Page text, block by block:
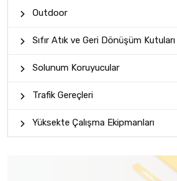
Outdoor
Sıfır Atık ve Geri Dönüşüm Kutuları
Solunum Koruyucular
Trafik Gereçleri
Yüksekte Çalışma Ekipmanları